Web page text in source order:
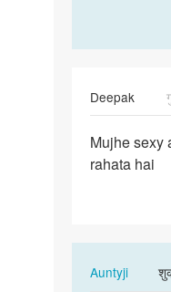
Deepak
Mujhe
sexy
Mujhe sexy
rahata hai
AuntyjiIn